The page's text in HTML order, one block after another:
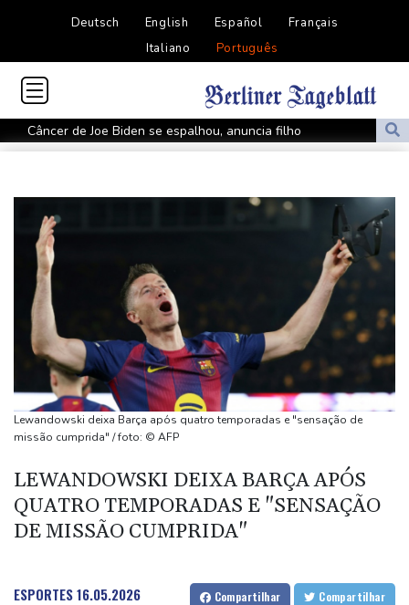
Deutsch English Español
Français
Italiano
Português
Câncer de Joe Biden se espalhou, anuncia filho
MP do Equador acusa sete supostos idealizadores do
Fifa contra-ataca e denuncia 'um esforço orquestrado para minar
seu presidente'
Turistas da Colômbia morrem em acidente de helicóptero no Rio
de Janeiro
Atentados marcam primeiro dia do novo governo na Colômbia
Swiatek vence Kostyuk de virada e avança às quartas de final
WTA 1000 de Toronto
Turistas da Colômbia morrem em acidente de helicóptero no Rio
(imprensa)
Espanha inicia controle na fronteira com Itália após crise
Após renovar com Real Madrid, Vini joga com braçadeira de
capitão na vitória sobre o Ferencvaros
Simeone reafirma que decisão sobre Julián Álvarez já foi tomada
Lewandowski deixa Barça após quatro temporadas e "sensação de
missão cumprida" / foto: © AFP
LEWANDOWSKI DEIXA BARÇA APÓS
QUATRO TEMPORADAS E "SENSAÇÃO
DE MISSÃO CUMPRIDA"
ESPORTES16.05.2026 Compartilhar Compartilhar